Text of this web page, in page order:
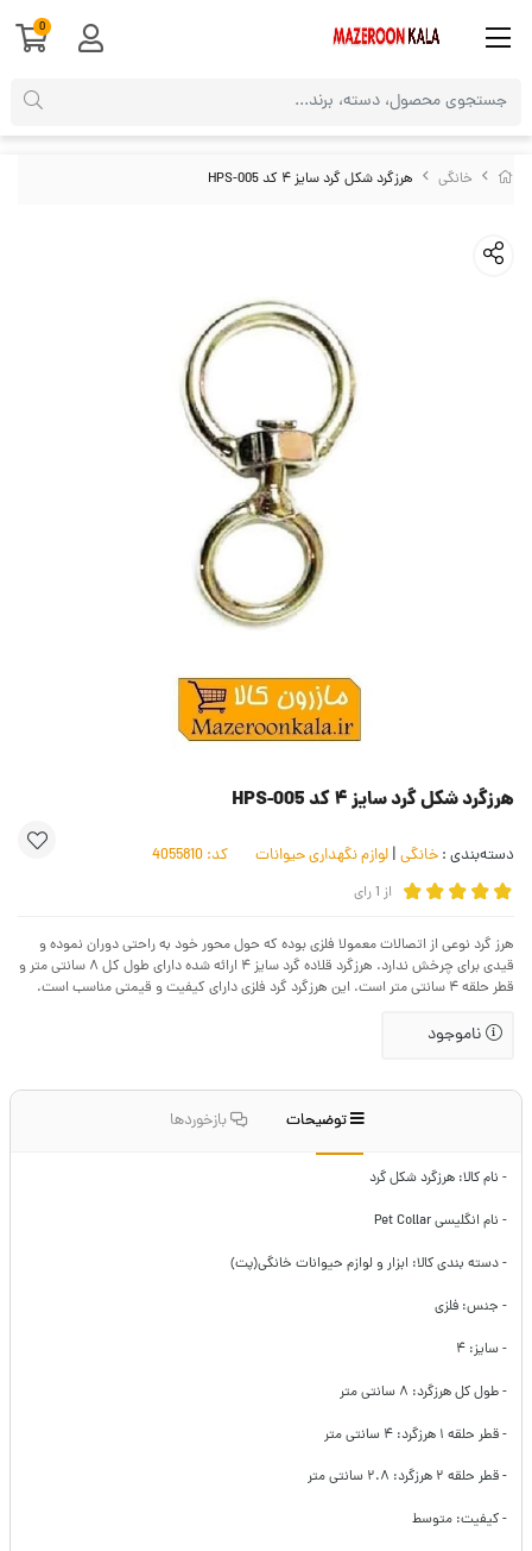
خانگی هرزگرد شکل گرد سایز ۴ کد HPS-005
هرزگرد شکل گرد سایز ۴ کد HPS-005
دسته‌بندی : خانگی | لوازم نگهداری حیوانات کد:
از 1رای
هرز گرد نوعی از اتصالات معمولا فلزی بوده که حول محور خود به راحتی دوران نموده و
قیدی برای چرخش ندارد. هرزگرد قلاده گرد سایز ۴ ارائه شده دارای طول کل ۸ سانتی متر و
قطر حلقه ۴ سانتی متر است. این هرزگرد گرد فلزی دارای کیفیت و قیمتی مناسب است.
ناموجود
توضیحات بازخوردها
- نام کالا: هرزگرد شکل گرد
- نام انگلیسی Pet Collar
- دسته بندی کالا: ابزار و لوازم حیوانات خانگی(پت)
- جنس: فلزی
- سایز: ۴
- طول کل هرزگرد: ۸ سانتی متر
- قطر حلقه ۱ هرزگرد: ۴ سانتی متر
- قطر حلقه ۲ هرزگرد: ۲.۸ سانتی متر
- کیفیت: متوسط
0